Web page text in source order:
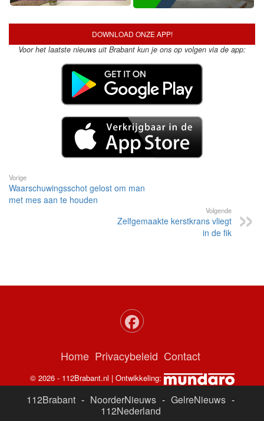
DOWNLOAD ONZE APP!
Voor het laatste nieuws uit Brabant kun je ons op volgen via de app:
Vorige
Waarschuwingsschot gelost om man
met mes aan te houden
Volgende
Zelfgemaakte kerstkrans vliegt
in de fik
Home Privacybeleid Contact
© 2026 - 112Brabant.nl | Ontwikkeling:
112Brabant - NoorderNieuws - GelreNieuws -
112Nederland